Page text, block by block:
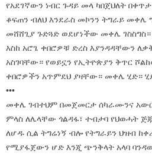
የአደገኛውን ነብር ጉዳይ መላ ካበጀህለት
ቆፍጠን ብለህ እንደራስ መኮንን ትግራይ መቀሌ
መሸሸጊያ ጉድጓድ ወደሆነችው መቀሌ
እስከ አሮጌ ቀበሮዎቹ ድረስ እያንዳዳቸውን
አስገባቸው። የወይኗን የኢትዮጵያን ቅጥር
ቀበሮዎችን አጥምደህ ያዛቸው። መቀሌ ሂድ።
•••
መቀሌ ገብተህም በመጀመርታ ሰካራሙንና
ምላስ ለሌላቸው ጎልዳፋ፣ ተብታባ የህወሓት
ለሆዱ ሲል ትግሬነኝ ብሎ የትግራይን ህዝብ
የሚያፋጀውን ሆድ እንጂ ጭንቅላት አላባ